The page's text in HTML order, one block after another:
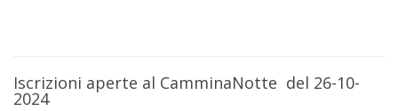
Iscrizioni aperte al CamminaNotte del 26-10-
2024